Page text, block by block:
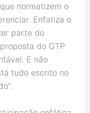
normatizem o
Enfatiza o
parte do
do GTP
E não
tudo escrito no